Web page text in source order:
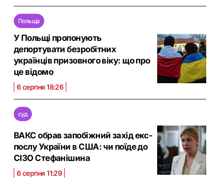
Польща
У Польщі пропонують
депортувати безробітних
українців призовного віку: що про
це відомо
6 серпня 18:26
суд
ВАКС обрав запобіжний захід екс-
послу України в США: чи поїде до
СІЗО Стефанішина
6 серпня 11:29